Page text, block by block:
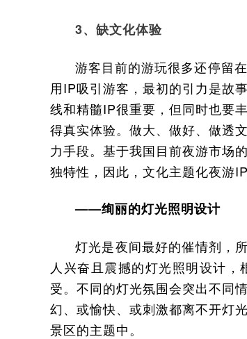
3、缺文化体验
游客目前的游玩很多还停留
用IP吸引游客，最初的引力是故
线和精髓IP很重要，但同时也要
得真实体验。做大、做好、做透
力手段。基于我国目前夜游市场
独特性，因此，文化主题化夜游
——绚丽的灯光照明设计
灯光是夜间最好的催情剂，
人兴奋且震撼的灯光照明设计
受。不同的灯光氛围会突出不同
幻、或愉快、或刺激都离不开灯
景区的主题中。